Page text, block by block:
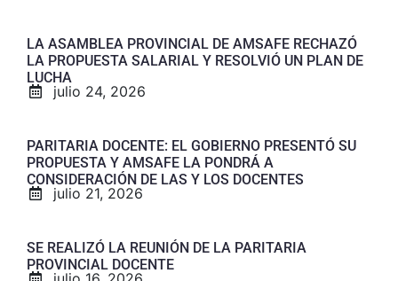
LA ASAMBLEA PROVINCIAL DE AMSAFE RECHAZÓ
LA PROPUESTA SALARIAL Y RESOLVIÓ UN PLAN DE
LUCHA
julio 24, 2026
PARITARIA DOCENTE: EL GOBIERNO PRESENTÓ SU
PROPUESTA Y AMSAFE LA PONDRÁ A
CONSIDERACIÓN DE LAS Y LOS DOCENTES
julio 21, 2026
SE REALIZÓ LA REUNIÓN DE LA PARITARIA
PROVINCIAL DOCENTE